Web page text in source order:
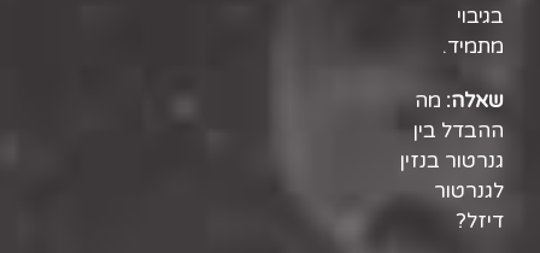
בגיבוי
מתמיד.
שאלה: מה
ההבדל בין
גנרטור בנזין
לגנרטור
דיזל?